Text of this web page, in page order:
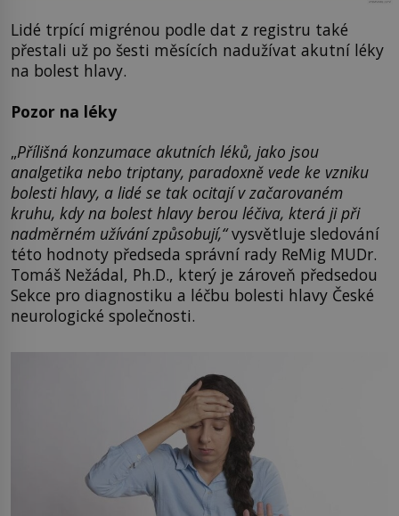
Lidé trpící migrénou podle dat z registru také
přestali už po šesti měsících nadužívat akutní léky
na bolest hlavy.
Pozor na léky
„Přílišná konzumace akutních léků, jako jsou
analgetika nebo triptany, paradoxně vede ke vzniku
bolesti hlavy, a lidé se tak ocitají v začarovaném
kruhu, kdy na bolest hlavy berou léčiva, která ji při
nadměrném užívání způsobují,“vysvětluje sledování
této hodnoty předseda správní rady ReMig MUDr.
Tomáš Nežádal, Ph.D., který je zároveň předsedou
Sekce pro diagnostiku a léčbu bolesti hlavy České
neurologické společnosti.